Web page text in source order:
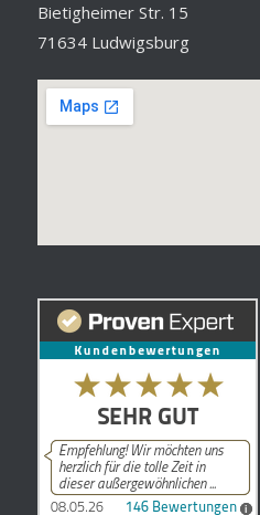
Bietigheimer Str. 15
71634 Ludwigsburg